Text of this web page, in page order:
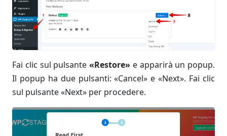
Fai clic sul pulsante «Restore» e apparirà un popup.
Il popup ha due pulsanti: «Cancel» e «Next». Fai clic
sul pulsante «Next» per procedere.